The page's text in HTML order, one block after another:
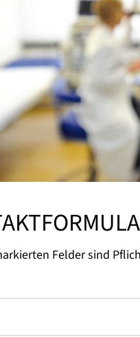
Felder sind